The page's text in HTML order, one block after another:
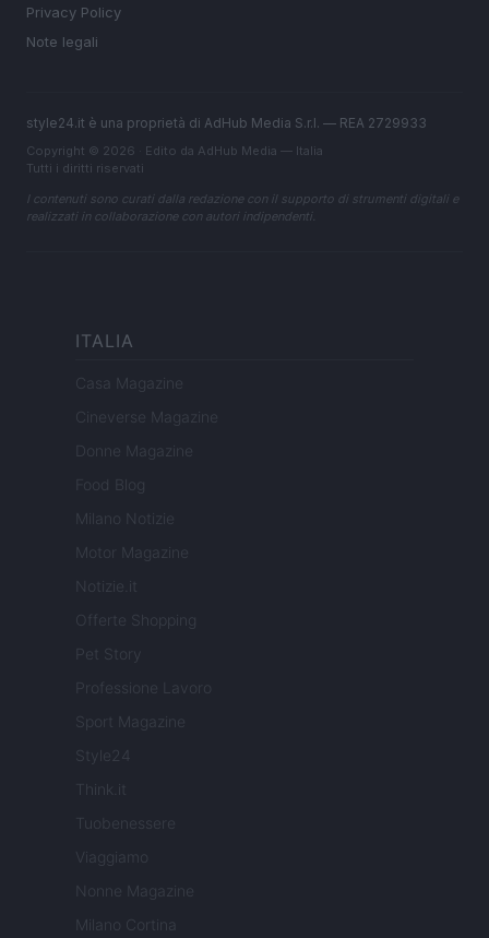
Privacy Policy
Note legali
style24.it è una proprietà di AdHub Media S.r.l. — REA 2729933
Copyright © 2026 · Edito da AdHub Media — Italia
Tutti i diritti riservati
I contenuti sono curati dalla redazione con il supporto di strumenti digitali e
realizzati in collaborazione con autori indipendenti.
ITALIA
Casa Magazine
Cineverse Magazine
Donne Magazine
Food Blog
Milano Notizie
Motor Magazine
Notizie.it
Offerte Shopping
Pet Story
Professione Lavoro
Sport Magazine
Style24
Think.it
Tuobenessere
Viaggiamo
Nonne Magazine
Milano Cortina